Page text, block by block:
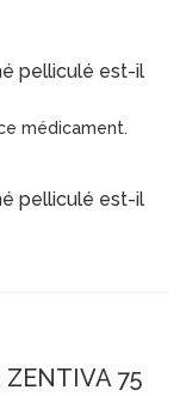
pelliculé est-il
médicament.
pelliculé est-il
75